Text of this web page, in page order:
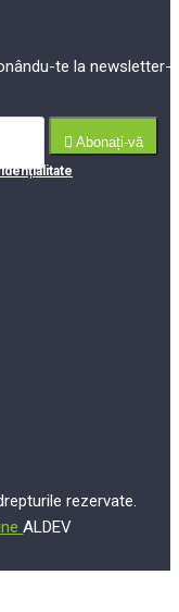
te la newsletter-
Abonați-vă
rezervate.
ALDEV